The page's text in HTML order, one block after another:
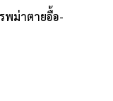
พม่าตายอื้อ-